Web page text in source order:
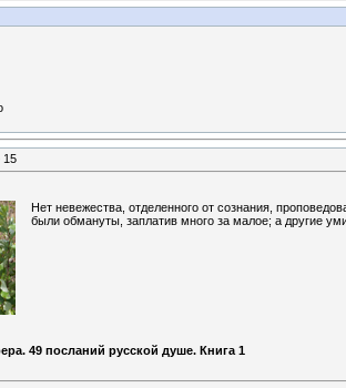
15
Нет невежества, отделенного от сознания,
были обмануты, заплатив много за малое; а другие
49 посланий русской душе. Книга 1